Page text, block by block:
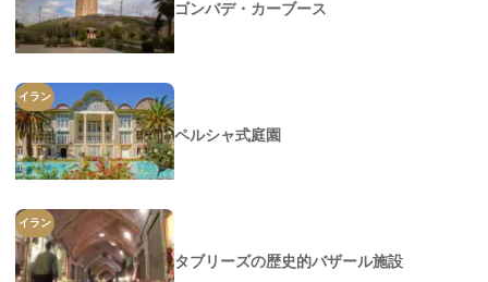
ゴンバデ・カーブース
イラン
ペルシャ式庭園
イラン
タブリーズの歴史的バザール施設